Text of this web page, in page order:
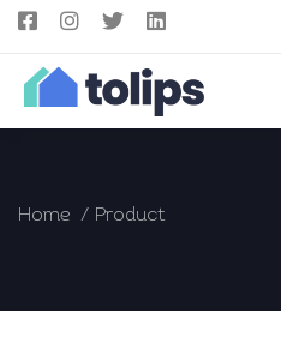
Home Product